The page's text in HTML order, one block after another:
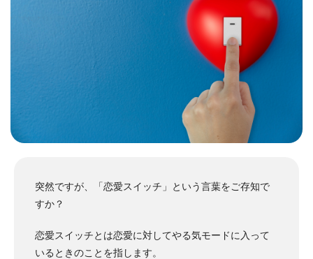
突然ですが、「恋愛スイッチ」という言葉をご存知で
すか？
恋愛スイッチとは恋愛に対してやる気モードに入って
いるときのことを指します。